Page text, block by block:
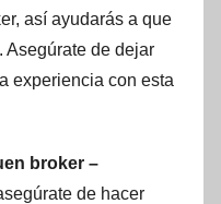
así ayudarás a que
Asegúrate de dejar
experiencia con esta
broker –
de hacer